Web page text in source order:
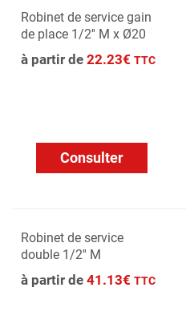
Robinet de service gain
de place 1/2'' M x Ø20
à partir de 22.23€ TTC
Consulter
Robinet de service
double 1/2'' M
à partir de 41.13€ TTC